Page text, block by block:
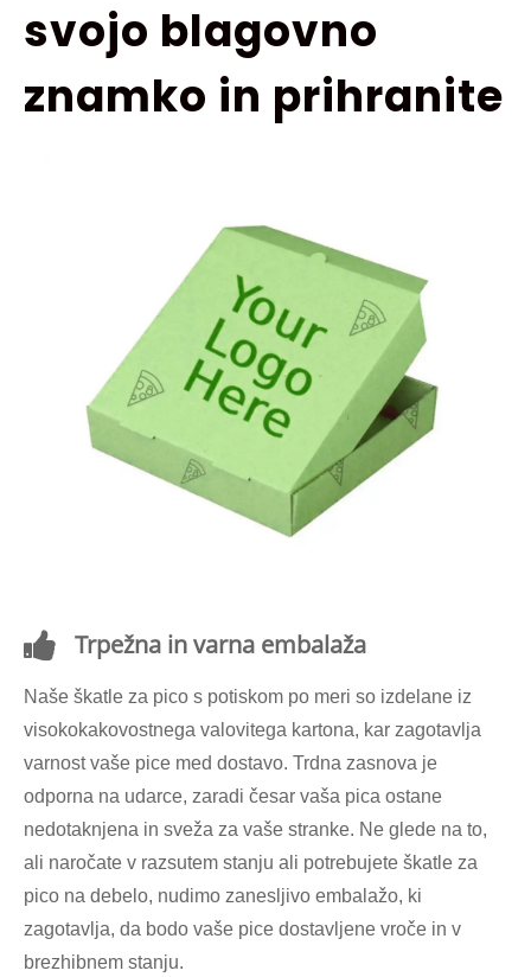
svojo blagovno
znamko in prihranite
Trpežna in varna embalaža
Naše škatle za pico s potiskom po meri so izdelane iz
visokokakovostnega valovitega kartona, kar zagotavlja
varnost vaše pice med dostavo. Trdna zasnova je
odporna na udarce, zaradi česar vaša pica ostane
nedotaknjena in sveža za vaše stranke. Ne glede na to,
ali naročate v razsutem stanju ali potrebujete škatle za
pico na debelo, nudimo zanesljivo embalažo, ki
zagotavlja, da bodo vaše pice dostavljene vroče in v
brezhibnem stanju.